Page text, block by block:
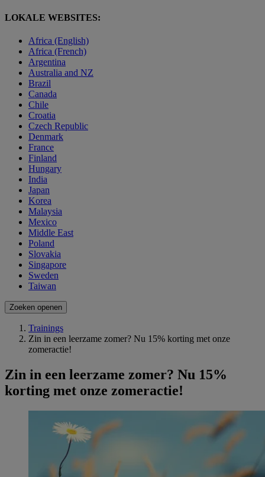
LOKALE WEBSITES:
Africa (English)
Africa (French)
Argentina
Australia and NZ
Brazil
Canada
Chile
Croatia
Czech Republic
Denmark
France
Finland
Hungary
India
Japan
Korea
Malaysia
Mexico
Middle East
Poland
Slovakia
Singapore
Sweden
Taiwan
Zoeken openen
Trainings
Zin in een leerzame zomer? Nu 15% korting met onze
zomeractie!
Zin in een leerzame zomer? Nu 15%
korting met onze zomeractie!